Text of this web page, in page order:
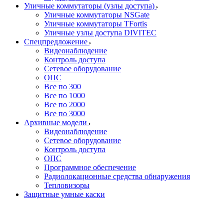
Уличные коммутаторы (узлы доступа)
Уличные коммутаторы NSGate
Уличные коммутаторы TFortis
Уличные узлы доступа DIVITEC
Спецпредложение
Видеонаблюдение
Контроль доступа
Сетевое оборудование
ОПС
Все по 300
Все по 1000
Все по 2000
Все по 3000
Архивные модели
Видеонаблюдение
Сетевое оборудование
Контроль доступа
ОПС
Программное обеспечение
Радиолокационные средства обнаружения
Тепловизоры
Защитные умные каски